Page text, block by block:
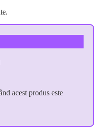
acest produs este